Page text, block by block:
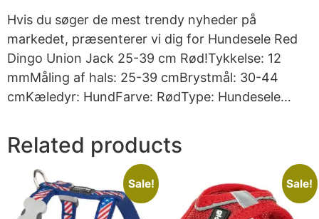
Hvis du søger de mest trendy nyheder på
markedet, præsenterer vi dig for Hundesele Red
Dingo Union Jack 25-39 cm Rød!Tykkelse: 12
mmMåling af hals: 25-39 cmBrystmål: 30-44
cmKæledyr: HundFarve: RødType: Hundesele…
Related products
Sale! Sale!